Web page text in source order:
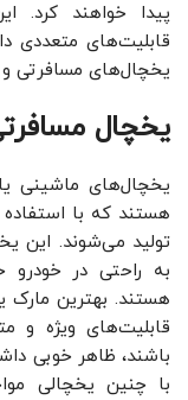
پیدا خواهند کرد.
قابلیت‌های متعددی
یخچال‌های مسافرتی و
یخچال
یخچال‌های ماشینی
هستند که با
تولید می‌شوند. این
به راحتی در خودرو
هستند. بهترین
قابلیت‌های ویژه و
باشند، ظاهر خوبی
با چنین یخچالی